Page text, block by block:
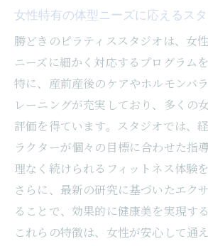
女性特有の体型ニーズに応えるス
勝どきのピラティススタジオは、女
ニーズに細かく対応するプログラム
特に、産前産後のケアやホルモンバ
レーニングが充実しており、多くの
評価を得ています。スタジオでは、
ラクターが個々の目標に合わせた指
理なく続けられるフィットネス体験
さらに、最新の研究に基づいたエク
ることで、効果的に健康美を実現す
これらの特徴は、女性が安心して通